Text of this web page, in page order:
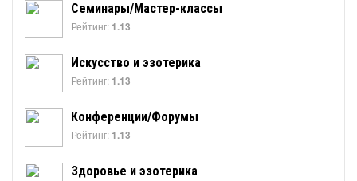
Семинары/Мастер-классы
Рейтинг: 1.13
Искусство и эзотерика
Рейтинг: 1.13
Конференции/Форумы
Рейтинг: 1.13
Здоровье и эзотерика